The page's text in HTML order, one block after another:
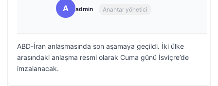
A admin Anahtar yönetici
ABD-İran anlaşmasında son aşamaya geçildi. İki ülke
arasındaki anlaşma resmi olarak Cuma günü İsviçre’de
imzalanacak.